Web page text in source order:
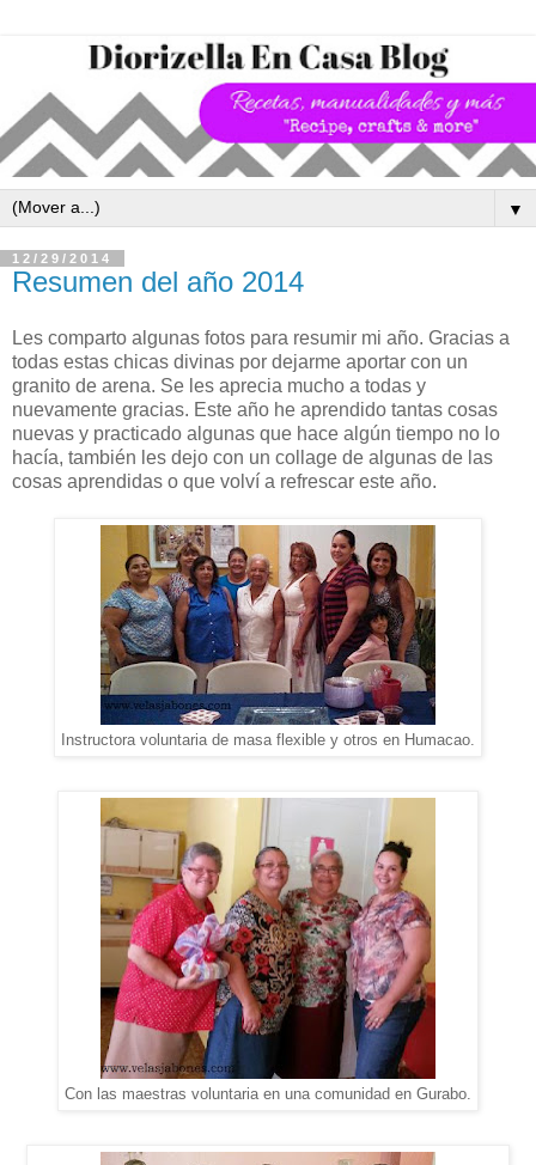
▼
12/29/2014
Resumen del año 2014
Les comparto algunas fotos para resumir mi año. Gracias a
todas estas chicas divinas por dejarme aportar con un
granito de arena. Se les aprecia mucho a todas y
nuevamente gracias. Este año he aprendido tantas cosas
nuevas y practicado algunas que hace algún tiempo no lo
hacía, también les dejo con un collage de algunas de las
cosas aprendidas o que volví a refrescar este año.
Instructora voluntaria de masa flexible y otros en Humacao.
Con las maestras voluntaria en una comunidad en Gurabo.